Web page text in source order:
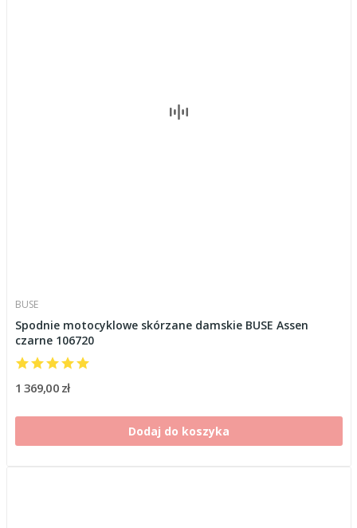
BUSE
Spodnie motocyklowe skórzane damskie BUSE Assen
czarne 106720
1 369,00 zł
Dodaj do koszyka